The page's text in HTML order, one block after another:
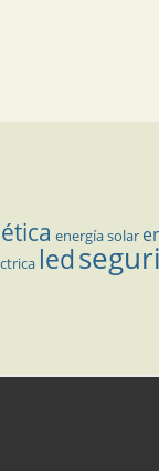
energía solar
led